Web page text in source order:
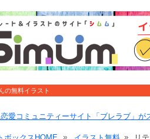
の無料イラスト
愛コミュニティーサイト「ブレラブ」が